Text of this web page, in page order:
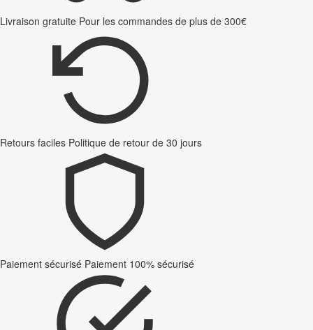
Livraison gratuite Pour les commandes de plus de 300€
Retours faciles Politique de retour de 30 jours
Paiement sécurisé Paiement 100% sécurisé